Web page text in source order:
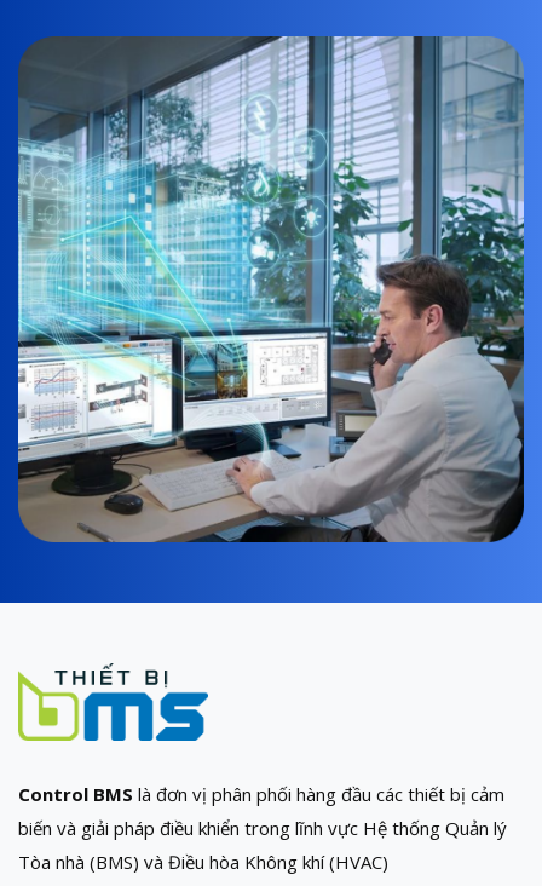
Control BMS là đơn vị phân phối hàng đầu các thiết bị cảm
biến và giải pháp điều khiển trong lĩnh vực Hệ thống Quản lý
Tòa nhà (BMS) và Điều hòa Không khí (HVAC)